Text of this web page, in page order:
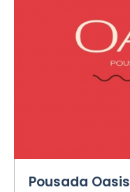
Pousada Oasis